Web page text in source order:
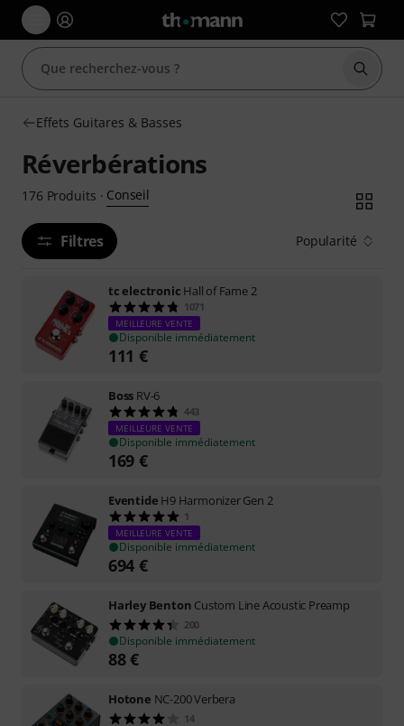
Effets Guitares & Basses
Réverbérations
176 Produits · Conseil
Filtres Popularité
tc electronic Hall of Fame 2
1071
MEILLEURE VENTE
Disponible immédiatement
111 €
Boss RV-6
443
MEILLEURE VENTE
Disponible immédiatement
169 €
Eventide H9 Harmonizer Gen 2
1
MEILLEURE VENTE
Disponible immédiatement
694 €
Harley Benton Custom Line Acoustic Preamp
200
Disponible immédiatement
88€
Hotone NC-200 Verbera
14